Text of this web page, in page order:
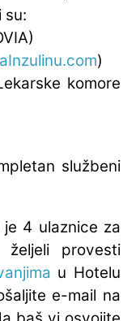
su:
)
komore
službeni
je 4 ulaznice za
provesti
u Hotelu
e-mail na